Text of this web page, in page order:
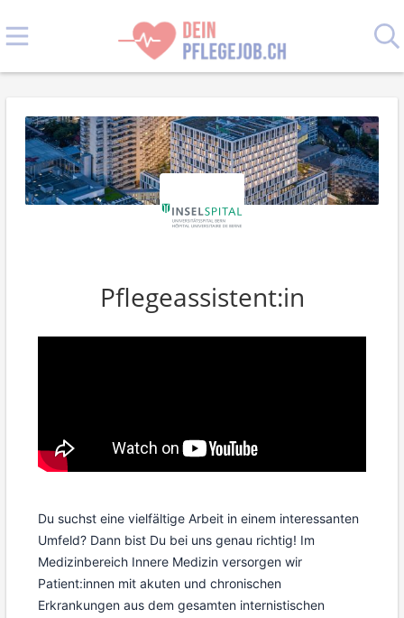
Pflegeassistent:in
Du suchst eine vielfältige Arbeit in einem interessanten
Umfeld? Dann bist Du bei uns genau richtig! Im
Medizinbereich Innere Medizin versorgen wir
Patient:innen mit akuten und chronischen
Erkrankungen aus dem gesamten internistischen